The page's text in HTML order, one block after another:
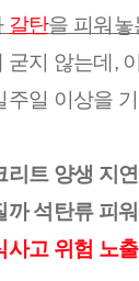
갈탄을 피워놓
굳지 않는데,
주일 이상을
리트 양생 지연
까 석탄류 피워
사고 위험 노출